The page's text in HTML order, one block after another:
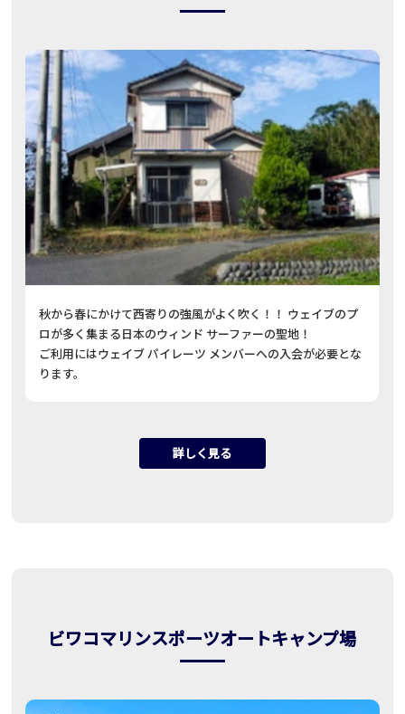
秋から春にかけて西寄りの強風がよく吹く！！ ウェイブのプ
ロが多く集まる日本のウィンド サーファーの聖地！
ご利用にはウェイブ パイレーツ メンバーへの入会が必要とな
ります。
詳しく見る
ビワコマリンスポーツオートキャンプ場